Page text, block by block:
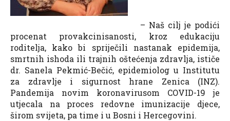
– Naš cilj je podići
procenat provakcinisanosti, kroz edukaciju
roditelja, kako bi spriječili nastanak epidemija,
smrtnih ishoda ili trajnih oštećenja zdravlja, ističe
dr. Sanela Pekmić-Bečić, epidemiolog u Institutu
za zdravlje i sigurnost hrane Zenica (INZ).
Pandemija novim koronavirusom COVID-19 je
utjecala na proces redovne imunizacije djece,
širom svijeta, pa time i u Bosni i Hercegovini.